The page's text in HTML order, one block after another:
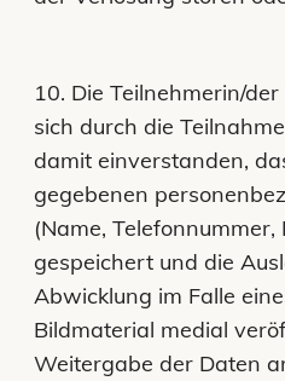
10. Die Teilnehmerin/
sich durch die
damit einverstanden,
gegebenen
(Name,
gespeichert und die
Abwicklung im Falle
Bildmaterial medial
Weitergabe der Daten